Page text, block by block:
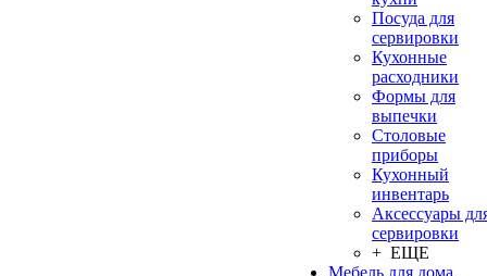
Посуда для
сервировки
Кухонные
расходники
Формы для
выпечки
Столовые
приборы
Кухонный
инвентарь
Аксессуары
сервировки
+ ЕЩЕ
Мебель для дома